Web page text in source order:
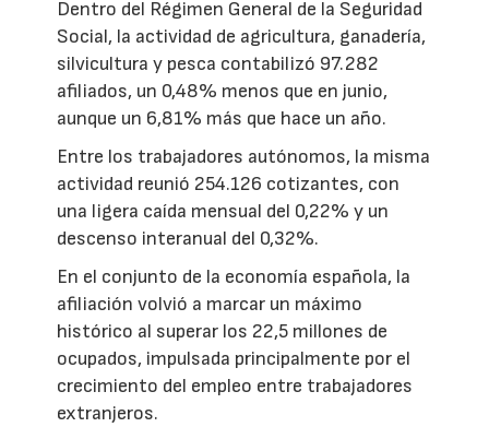
Dentro del Régimen General de la Seguridad
Social, la actividad de agricultura, ganadería,
silvicultura y pesca contabilizó 97.282
afiliados, un 0,48% menos que en junio,
aunque un 6,81% más que hace un año.
Entre los trabajadores autónomos, la misma
actividad reunió 254.126 cotizantes, con
una ligera caída mensual del 0,22% y un
descenso interanual del 0,32%.
En el conjunto de la economía española, la
afiliación volvió a marcar un máximo
histórico al superar los 22,5 millones de
ocupados, impulsada principalmente por el
crecimiento del empleo entre trabajadores
extranjeros.